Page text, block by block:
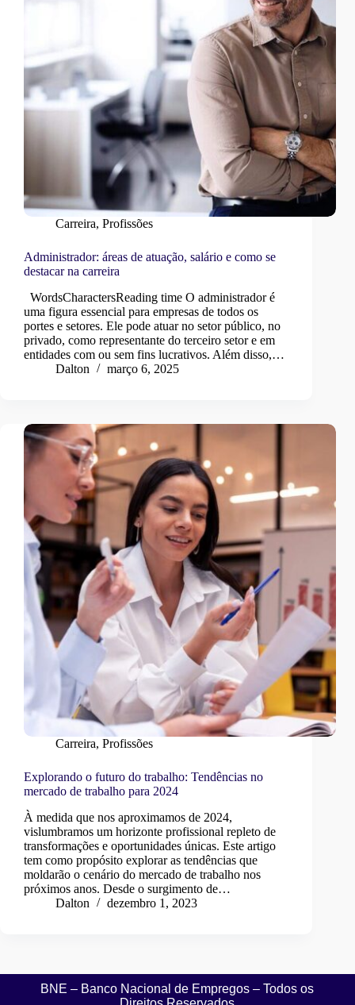
Carreira, Profissões
Administrador: áreas de atuação, salário e como se
destacar na carreira
WordsCharactersReading time O administrador é
uma figura essencial para empresas de todos os
portes e setores. Ele pode atuar no setor público, no
privado, como representante do terceiro setor e em
entidades com ou sem fins lucrativos. Além disso,…
Dalton
março 6, 2025
Carreira, Profissões
Explorando o futuro do trabalho: Tendências no
mercado de trabalho para 2024
À medida que nos aproximamos de 2024,
vislumbramos um horizonte profissional repleto de
transformações e oportunidades únicas. Este artigo
tem como propósito explorar as tendências que
moldarão o cenário do mercado de trabalho nos
próximos anos. Desde o surgimento de…
Dalton
dezembro 1, 2023
BNE – Banco Nacional de Empregos – Todos os